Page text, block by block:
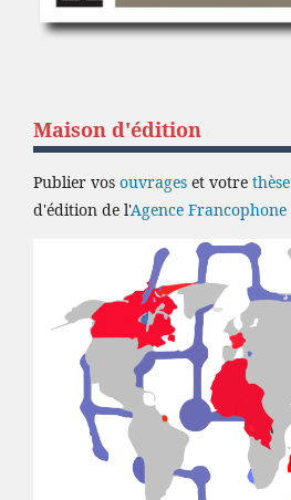
Maison d'édition
Publier vos ouvrages et votre thèse
d'édition de l'Agence Francophone